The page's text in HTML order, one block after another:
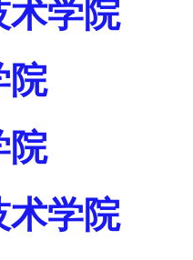
术学院
院
院
术学院